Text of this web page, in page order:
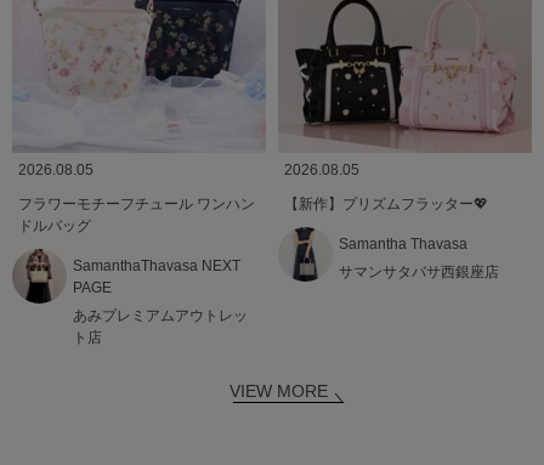
2026.08.05
フラワーモチーフチュール ワンハン
ドルバッグ
SamanthaThavasa NEXT
PAGE
あみプレミアムアウトレッ
ト店
2026.08.05
【新作】プリズムフラッター💖
Samantha Thavasa
サマンサタバサ西銀座店
VIEW MORE